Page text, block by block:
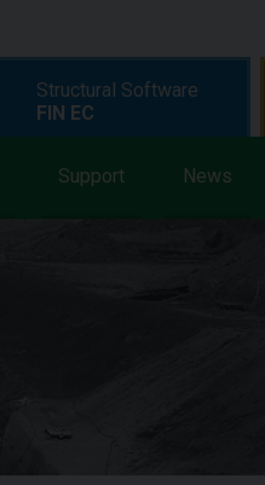
Support News
Structural Software
FIN EC